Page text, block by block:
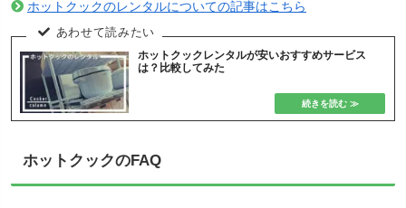
ホットクックのレンタルについての記事はこちら
ホットクックレンタルが安いおすすめサービス
は？比較してみた
ホットクックのFAQ